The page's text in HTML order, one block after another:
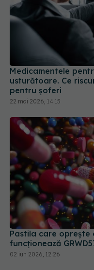
Medicamentele
usturătoare. Ce
pentru șoferi
22 mai 2026, 14:15
Pastila care oprește
funcționează
02 iun 2026, 12:26